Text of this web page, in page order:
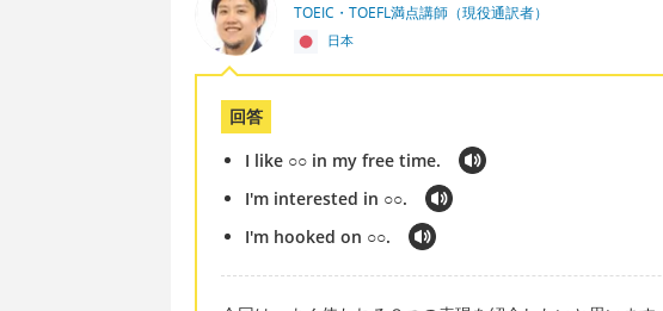
TOEIC・TOEFL満点講師（現役通訳者）
日本
回答
I like ○○ in my free time.
I'm interested in ○○.
I'm hooked on ○○.